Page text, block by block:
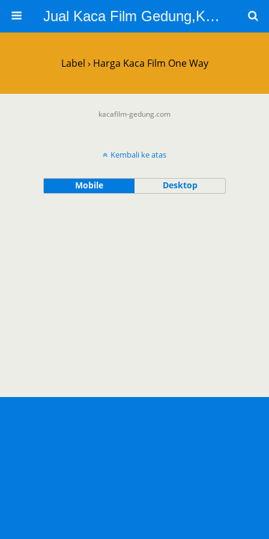
Jual Kaca Film Gedung,Kaca Film 3m
Label › Harga Kaca Film One Way
kacafilm-gedung.com
Kembali ke atas
Mobile Desktop